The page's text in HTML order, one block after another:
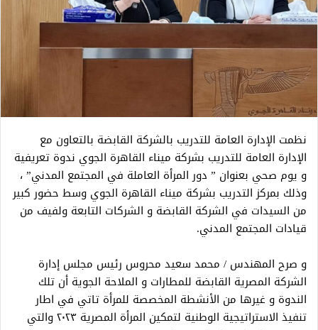
نظمت الإدارة العامة للتدريب بالشركة القابضة بالتعاون مع
الإدارة العامة للتدريب بشركة ميناء القاهرة الجوي ندوة تعريفية
و يوم صحي بعنوان ” دور المرأة العاملة في المجتمع المدني” ،
وذلك بمركز التدريب بشركة ميناء القاهرة الجوي وسط حضور كبير
من السيدات في الشركة القابضة و الشركات التابعة ولفيف من
قيادات المجتمع المدني.
و صرح المهندس / محمد سعيد محروس رئيس مجلس إدارة
الشركة المصرية القابضة للمطارات و الملاحة الجوية أن تلك
الندوة و غيرها من الأنشطة المخصصة للمرأة تاتي في اطار
تنفيذ الاستراتيجية الوطنية لتمكين المرأة المصرية ٢٠٢٣ والتي